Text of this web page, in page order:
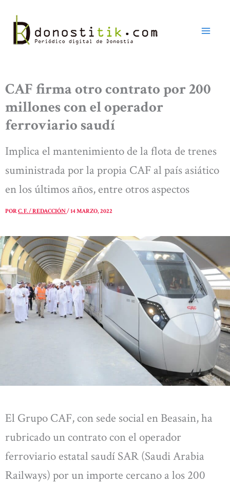
contenido
CAF firma otro contrato por 200
millones con el operador
ferroviario saudí
Implica el mantenimiento de la flota de trenes
suministrada por la propia CAF al país asiático
en los últimos años, entre otros aspectos
PORC. F. / REDACCIÓN/14 MARZO, 2022
El Grupo CAF, con sede social en Beasain, ha
rubricado un contrato con el operador
ferroviario estatal saudí SAR (Saudi Arabia
Railways) por un importe cercano a los 200